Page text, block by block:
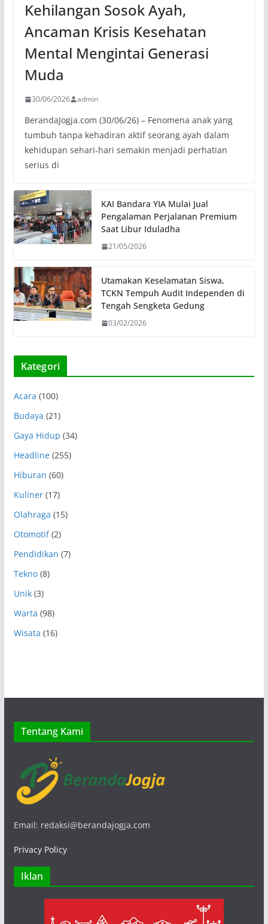
Kehilangan Sosok Ayah,
Ancaman Krisis Kesehatan
Mental Mengintai Generasi
Muda
30/06/2026 admin
BerandaJogja.com (30/06/26) – Fenomena anak yang
tumbuh tanpa kehadiran aktif seorang ayah dalam
kehidupan sehari-hari semakin menjadi perhatian
serius di
KAI Bandara YIA Mulai Jual
Pengalaman Perjalanan Premium
Saat Libur Iduladha
21/05/2026
Utamakan Keselamatan Siswa,
TCKN Tempuh Audit Independen di
Tengah Sengketa Gedung
03/02/2026
Kategori
Acara (100)
Budaya (21)
Gaya Hidup (34)
Headline(255)
Hiburan (60)
Kuliner(17)
Olahraga (15)
Otomotif(2)
Pendidikan (7)
Tekno(8)
Unik(3)
Warta (98)
Wisata (16)
Tentang Kami
Email: redaksi@berandajogja.com
Privacy Policy
Iklan